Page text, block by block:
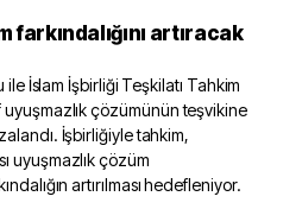
farkındalığını artıracak
ile İslam İşbirliği Teşkilatı Tahkim
çözümünün teşvikine
İşbirliğiyle tahkim,
uyuşmazlık çözüm
artırılması hedefleniyor.